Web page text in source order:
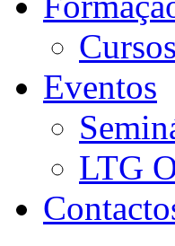
Cursos
Eventos
LTG